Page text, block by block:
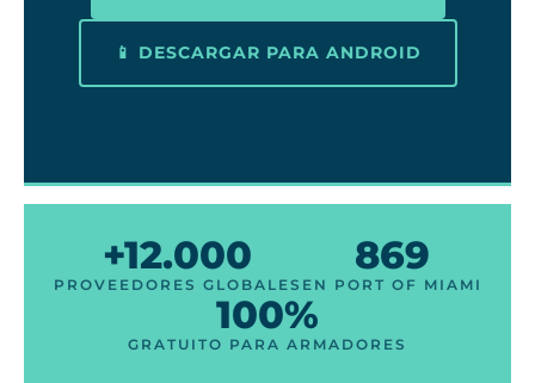
📱 DESCARGAR PARA ANDROID
+12.000
PROVEEDORES GLOBALES
869
EN PORT OF MIAMI
100%
GRATUITO PARA ARMADORES